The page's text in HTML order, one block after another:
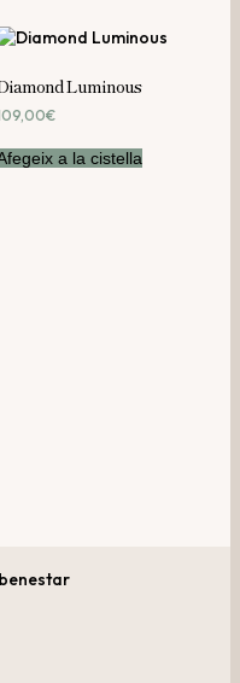
Luminous
€
a la cistella